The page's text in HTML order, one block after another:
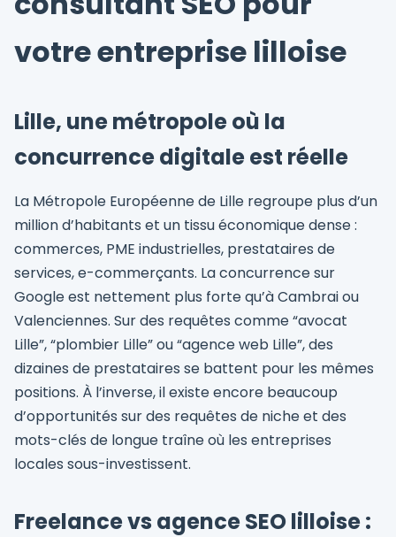
votre entreprise lilloise
Lille, une métropole où la
concurrence digitale est réelle
La Métropole Européenne de Lille regroupe plus d’un
million d’habitants et un tissu économique dense :
commerces, PME industrielles, prestataires de
services, e-commerçants. La concurrence sur
Google est nettement plus forte qu’à Cambrai ou
Valenciennes. Sur des requêtes comme “avocat
Lille”, “plombier Lille” ou “agence web Lille”, des
dizaines de prestataires se battent pour les mêmes
positions. À l’inverse, il existe encore beaucoup
d’opportunités sur des requêtes de niche et des
mots-clés de longue traîne où les entreprises
locales sous-investissent.
Freelance vs agence SEO lilloise :